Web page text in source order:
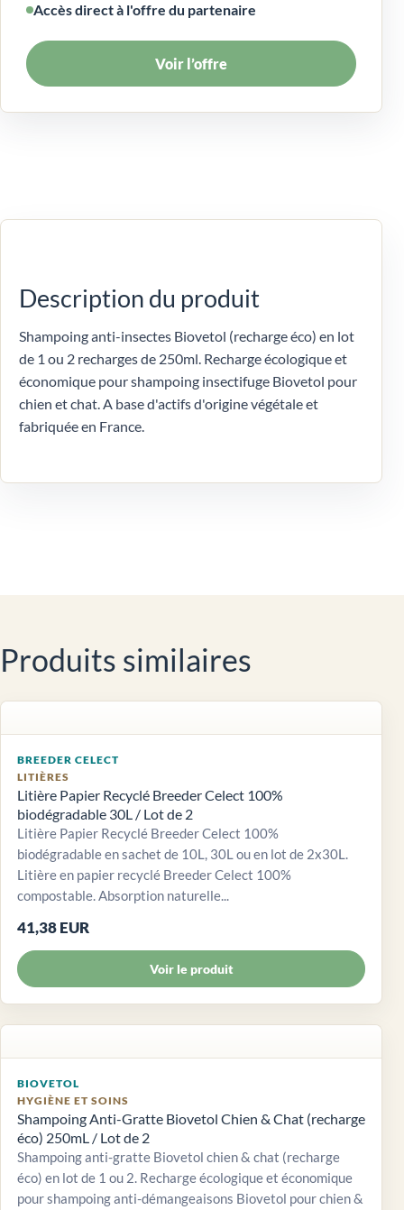
Accès direct à l'offre du partenaire
Voir l’offre
Description du produit
Shampoing anti-insectes Biovetol (recharge éco) en lot
de 1 ou 2 recharges de 250ml. Recharge écologique et
économique pour shampoing insectifuge Biovetol pour
chien et chat. A base d'actifs d'origine végétale et
fabriquée en France.
Produits similaires
BREEDER CELECT
LITIÈRES
Litière Papier Recyclé Breeder Celect 100%
biodégradable 30L / Lot de 2
Litière Papier Recyclé Breeder Celect 100%
biodégradable en sachet de 10L, 30L ou en lot de 2x30L.
Litière en papier recyclé Breeder Celect 100%
compostable. Absorption naturelle...
41,38 EUR
Voir le produit
BIOVETOL
HYGIÈNE ET SOINS
Shampoing Anti-Gratte Biovetol Chien & Chat (recharge
éco) 250mL / Lot de 2
Shampoing anti-gratte Biovetol chien & chat (recharge
éco) en lot de 1 ou 2. Recharge écologique et économique
pour shampoing anti-démangeaisons Biovetol pour chien &